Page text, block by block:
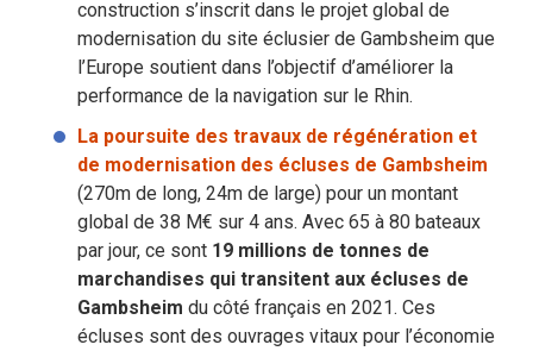
construction s’inscrit dans le projet global de
modernisation du site éclusier de Gambsheim que
l’Europe soutient dans l’objectif d’améliorer la
performance de la navigation sur le Rhin.
La poursuite des travaux de régénération et
de modernisation des écluses de Gambsheim
(270m de long, 24m de large) pour un montant
global de 38 M€ sur 4 ans. Avec 65 à 80 bateaux
par jour, ce sont 19 millions de tonnes de
marchandises qui transitent aux écluses de
Gambsheim du côté français en 2021. Ces
écluses sont des ouvrages vitaux pour l’économie